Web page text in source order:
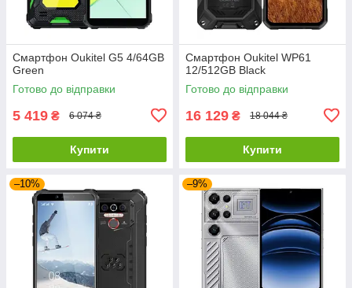
Смартфон Oukitel G5 4/64GB
Green
Готово до відправки
5 419 ₴ 6 074 ₴
Купити
Смартфон Oukitel WP61
12/512GB Black
Готово до відправки
16 129 ₴ 18 044 ₴
Купити
–10% –9%